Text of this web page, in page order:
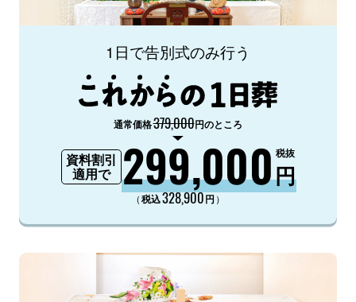
1日で告別式のみ行う
通常価格379,000円のところ
資料割引
適用で
299,000円
税抜
（税込328,900円 ）